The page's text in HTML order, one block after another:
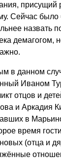
присущий
Сейчас было
назвать
демагогом,
в данном
Иваном
отцов и
и Аркадия
в
время
(отца и